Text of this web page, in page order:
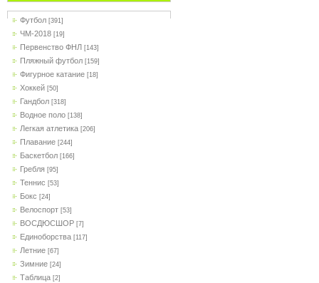
Футбол [391]
ЧМ-2018 [19]
Первенство ФНЛ [143]
Пляжный футбол [159]
Фигурное катание [18]
Хоккей [50]
Гандбол [318]
Водное поло [138]
Легкая атлетика [206]
Плавание [244]
Баскетбол [166]
Гребля [95]
Теннис [53]
Бокс [24]
Велоспорт [53]
ВОСДЮСШОР [7]
Единоборства [117]
Летние [67]
Зимние [24]
Таблица [2]